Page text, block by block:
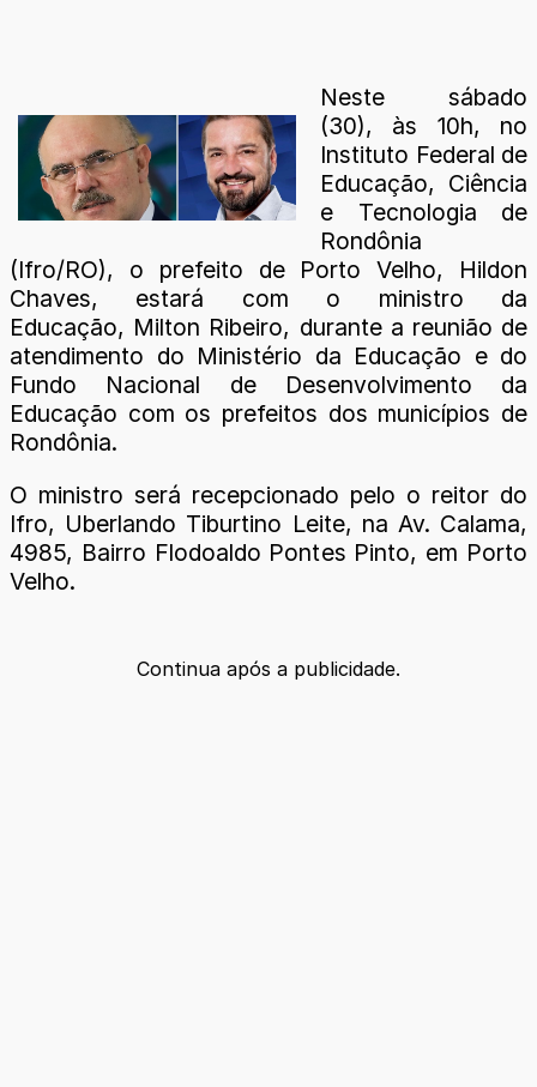
Neste sábado
(30), às 10h, no
Instituto Federal de
Educação, Ciência
e Tecnologia de
Rondônia
(Ifro/RO), o prefeito de Porto Velho, Hildon
Chaves, estará com o ministro da
Educação, Milton Ribeiro, durante a reunião de
atendimento do Ministério da Educação e do
Fundo Nacional de Desenvolvimento da
Educação com os prefeitos dos municípios de
Rondônia.
O ministro será recepcionado pelo o reitor do
Ifro, Uberlando Tiburtino Leite, na Av. Calama,
4985, Bairro Flodoaldo Pontes Pinto, em Porto
Velho.
Continua após a publicidade.